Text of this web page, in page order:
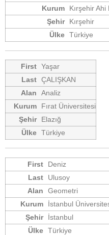
Kırşehir
Kırşehir
Türkiye
Yaşar
ÇALIŞKAN
Analiz
Fırat Üniversitesi
Elazığ
Türkiye
Deniz
Ulusoy
Geometri
İstanbul
İstanbul
Türkiye